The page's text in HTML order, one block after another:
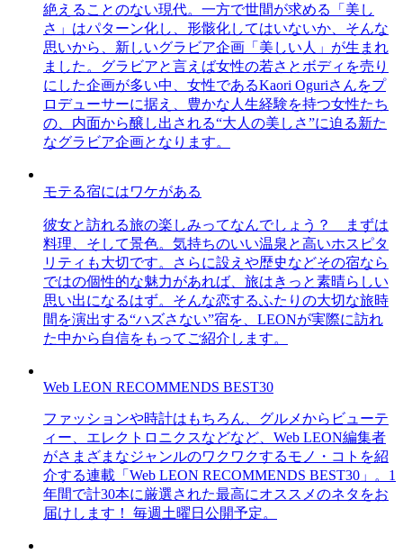
絶えることのない現代。一方で世間が求める「美し
さ」はパターン化し、形骸化してはいないか、そんな
思いから、新しいグラビア企画「美しい人」が生まれ
ました。グラビアと言えば女性の若さとボディを売り
にした企画が多い中、女性であるKaori Oguriさんをプ
ロデューサーに据え、豊かな人生経験を持つ女性たち
の、内面から醸し出される“大人の美しさ”に迫る新た
なグラビア企画となります。
モテる宿にはワケがある
彼女と訪れる旅の楽しみってなんでしょう？ まずは
料理、そして景色。気持ちのいい温泉と高いホスピタ
リティも大切です。さらに設えや歴史などその宿なら
ではの個性的な魅力があれば、旅はきっと素晴らしい
思い出になるはず。そんな恋するふたりの大切な旅時
間を演出する“ハズさない”宿を、LEONが実際に訪れ
た中から自信をもってご紹介します。
Web LEON RECOMMENDS BEST30
ファッションや時計はもちろん、グルメからビューテ
ィー、エレクトロニクスなどなど、Web LEON編集者
がさまざまなジャンルのワクワクするモノ・コトを紹
介する連載「Web LEON RECOMMENDS BEST30」。1
年間で計30本に厳選された最高にオススメのネタをお
届けします！ 毎週土曜日公開予定。